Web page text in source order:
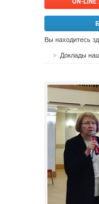
Вы находитесь